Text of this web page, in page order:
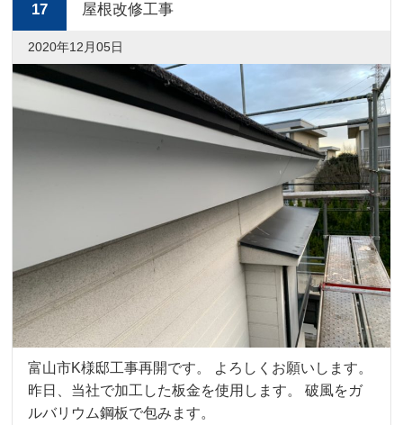
17 屋根改修工事
2020年12月05日
富山市K様邸工事再開です。 よろしくお願いします。
昨日、当社で加工した板金を使用します。 破風をガ
ルバリウム鋼板で包みます。